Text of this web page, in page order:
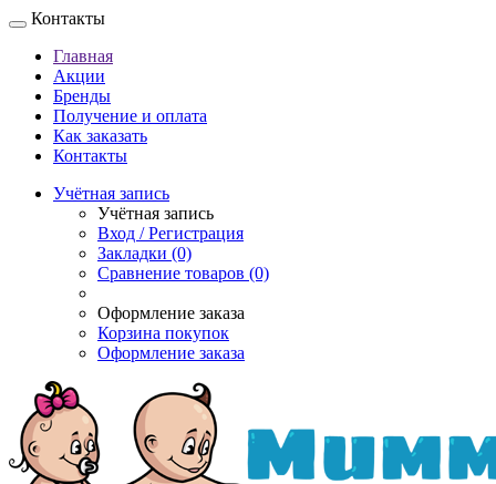
Контакты
Главная
Акции
Бренды
Получение и оплата
Как заказать
Контакты
Учётная запись
Учётная запись
Вход / Регистрация
Закладки (0)
Сравнение товаров (0)
Оформление заказа
Корзина покупок
Оформление заказа